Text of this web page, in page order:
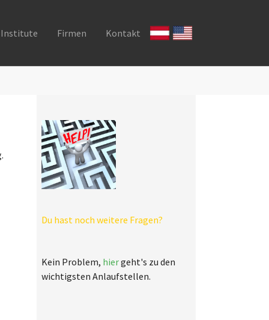
Institute Firmen Kontakt
Du hast noch weitere Fragen?
Kein Problem, hiergeht's zu den
wichtigsten Anlaufstellen.